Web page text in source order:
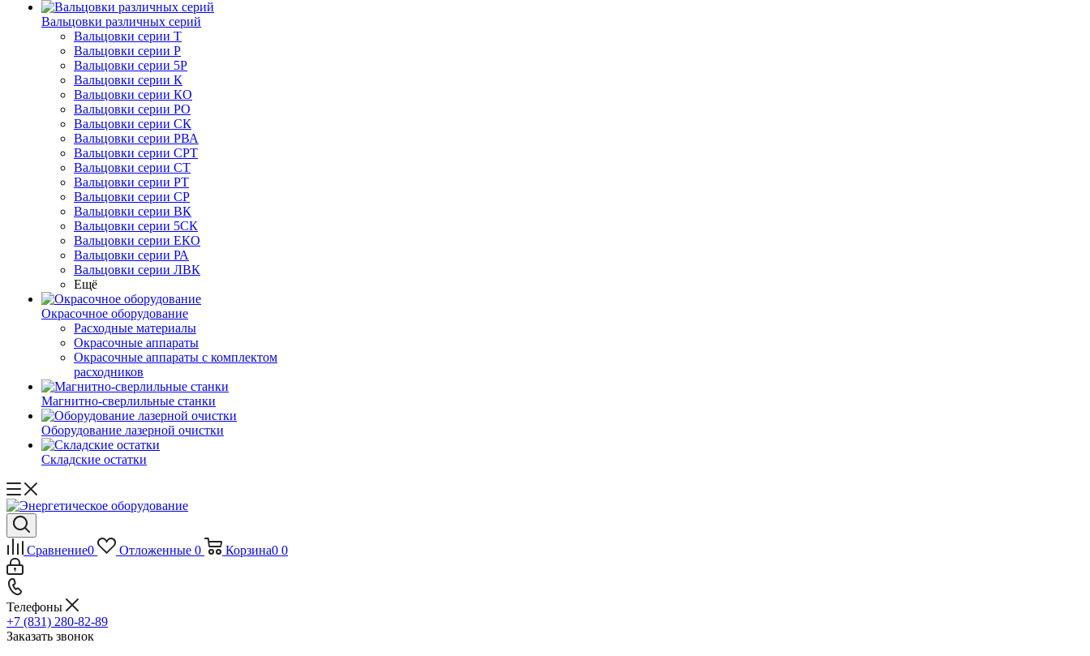
Вальцовки различных серий
Вальцовки серии Т
Вальцовки серии Р
Вальцовки серии 5Р
Вальцовки серии К
Вальцовки серии КО
Вальцовки серии РО
Вальцовки серии СК
Вальцовки серии РВА
Вальцовки серии СРТ
Вальцовки серии СТ
Вальцовки серии РТ
Вальцовки серии СР
Вальцовки серии ВК
Вальцовки серии 5СК
Вальцовки серии ЕКО
Вальцовки серии РА
Вальцовки серии ЛВК
Ещё
Окрасочное оборудование
Расходные материалы
Окрасочные аппараты
Окрасочные аппараты с комплектом
расходников
Магнитно-сверлильные станки
Оборудование лазерной очистки
Складские остатки
Сравнение0 Отложенные 0 Корзина0 0
Телефоны
+7 (831) 280-82-89
Заказать звонок